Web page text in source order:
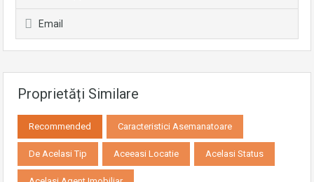
Email
Proprietăți Similare
Recommended Caracteristici Asemanatoare
De Acelasi Tip Aceeasi Locatie Acelasi Status